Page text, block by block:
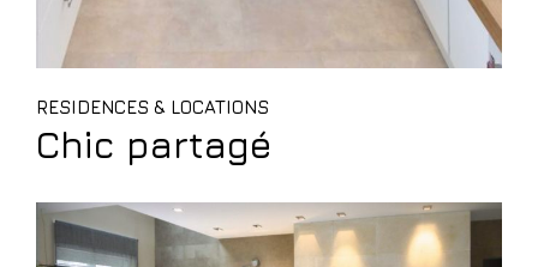
RESIDENCES & LOCATIONS
Chic partagé